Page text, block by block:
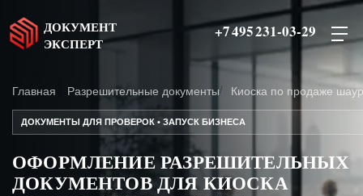
ДОКУМЕНТ
ЭКСПЕРТ
+7 495 231-03-29
Главная Разрешительные документы Киоска по продаже
ДОКУМЕНТЫ ДЛЯ ПРОВЕРОК • ЗАПУСК БИЗНЕСА
ОФОРМЛЕНИЕ РАЗРЕШИТЕЛЬНЫХ
ДОКУМЕНТОВ ДЛЯ КИОСКА